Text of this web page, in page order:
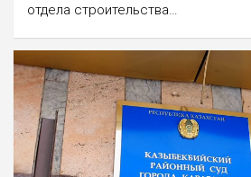
отдела строительства…